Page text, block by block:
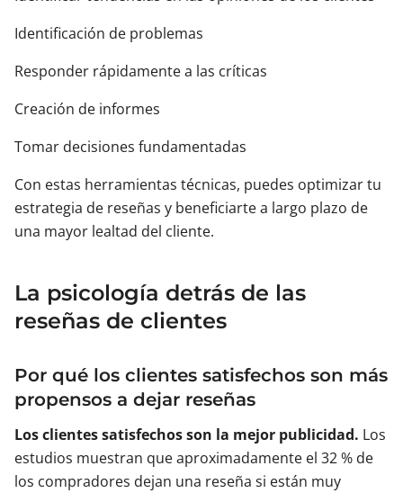
Identificación de problemas
Responder rápidamente a las críticas
Creación de informes
Tomar decisiones fundamentadas
Con estas herramientas técnicas, puedes optimizar tu
estrategia de reseñas y beneficiarte a largo plazo de
una mayor lealtad del cliente.
La psicología detrás de las
reseñas de clientes
Por qué los clientes satisfechos son más
propensos a dejar reseñas
Los clientes satisfechos son la mejor publicidad. Los
estudios muestran que aproximadamente el 32 % de
los compradores dejan una reseña si están muy